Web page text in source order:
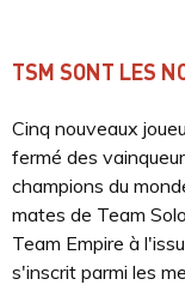
TSM SONT LES
Cinq nouveaux
fermé des
champions du
mates de Team
Team Empire à
s'inscrit parmi les